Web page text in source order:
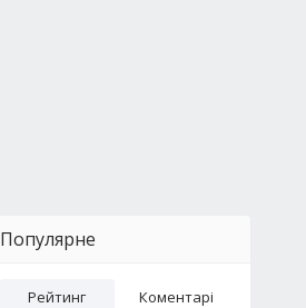
Популярне
Рейтинг Коментарі